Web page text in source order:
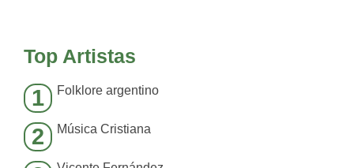
Top Artistas
1 Folklore argentino
2 Música Cristiana